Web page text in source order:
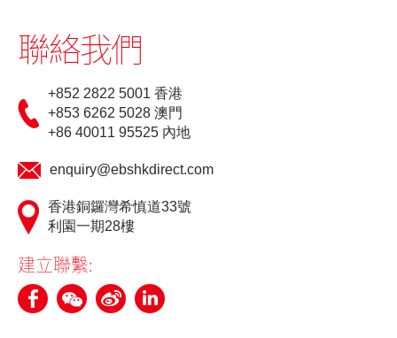
「期貨寶」
「股票期權寶」
「港股易」(簡體版)
美股易II
MT4
光證財富高 用户指南
聯絡我們
+852 2822 5001 香港
+853 6262 5028 澳門
+86 40011 95525 內地
enquiry@ebshkdirect.com
香港銅鑼灣希慎道33號
利園一期28樓
建立聯繫: